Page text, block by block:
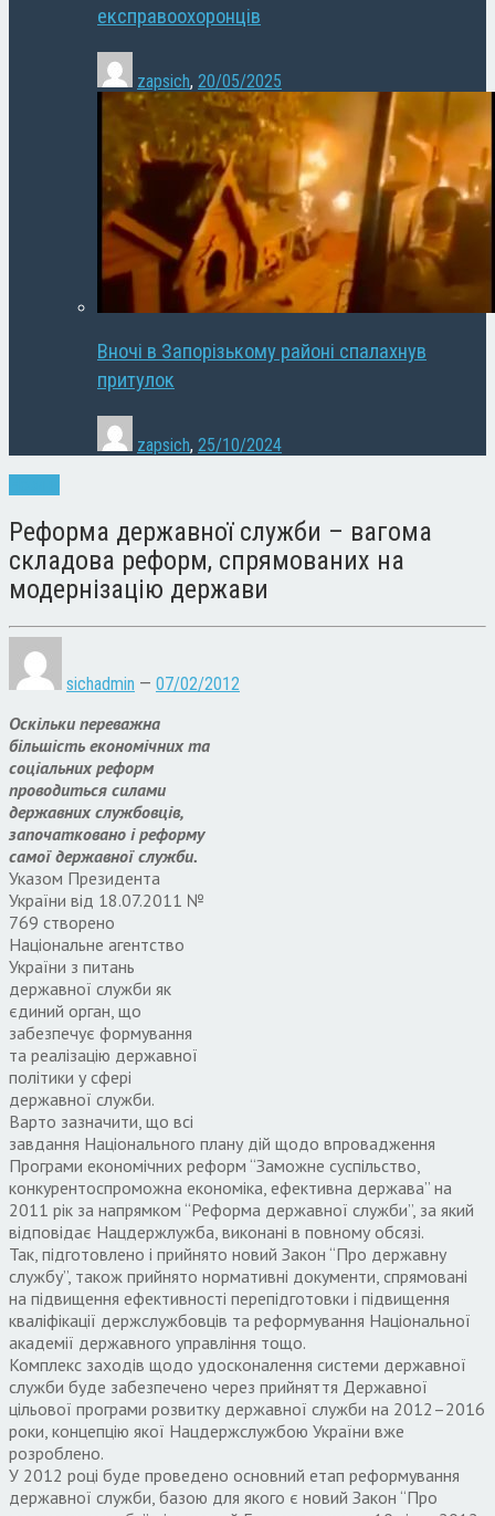
експравоохоронців
zapsich, 20/05/2025
Вночі в Запорізькому районі спалахнув
притулок
zapsich, 25/10/2024
Реформа державної служби – вагома
складова реформ, спрямованих на
модернізацію держави
sichadmin — 07/02/2012
Оскільки переважна
більшість економічних та
соціальних реформ
проводиться силами
державних службовців,
започатковано і реформу
самої державної служби.
Указом Президента
України від 18.07.2011 №
769 створено
Національне агентство
України з питань
державної служби як
єдиний орган, що
забезпечує формування
та реалізацію державної
політики у сфері
державної служби.
Варто зазначити, що всі
завдання Національного плану дій щодо впровадження
Програми економічних реформ “Заможне суспільство,
конкурентоспроможна економіка, ефективна держава” на
2011 рік за напрямком “Реформа державної служби”, за який
відповідає Нацдержлужба, виконані в повному обсязі.
Так, підготовлено і прийнято новий Закон “Про державну
службу”, також прийнято нормативні документи, спрямовані
на підвищення ефективності перепідготовки і підвищення
кваліфікації держслужбовців та реформування Національної
академії державного управління тощо.
Комплекс заходів щодо удосконалення системи державної
служби буде забезпечено через прийняття Державної
цільової програми розвитку державної служби на 2012–2016
роки, концепцію якої Нацдержслужбою України вже
розроблено.
У 2012 році буде проведено основний етап реформування
державної служби, базою для якого є новий Закон “Про